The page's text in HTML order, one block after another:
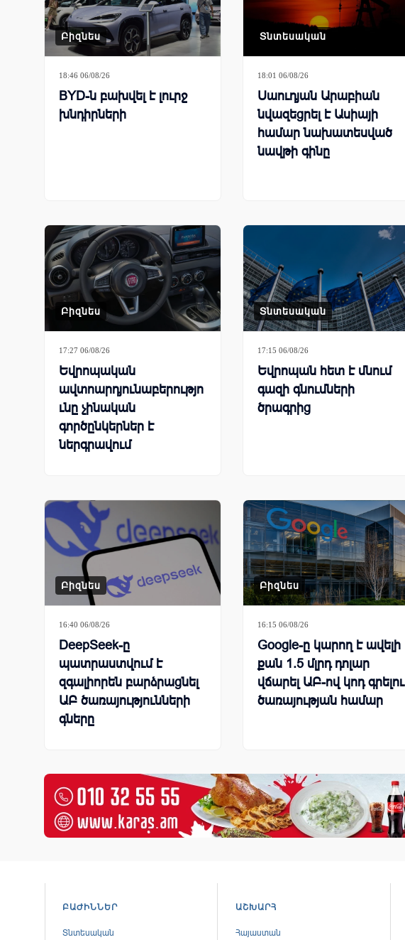
Բիզնես
18:46 06/08/26
BYD-ն բախվել է լուրջ
խնդիրների
Տնտեսական
18:01 06/08/26
Սաուդյան Արաբիան
նվազեցրել է Ասիայի
համար նախատեսված
նավթի գինը
Բիզնես
17:27 06/08/26
Եվրոպական
ավտոարդյունաբերությո
ւնը չինական
գործընկերներ է
ներգրավում
Տնտեսական
17:15 06/08/26
Եվրոպան հետ է մնում
գազի գնումների
ծրագրից
Բիզնես
16:40 06/08/26
DeepSeek-ը
պատրաստվում է
զգալիորեն բարձրացնել
ԱԲ ծառայությունների
գները
Բիզնես
16:15 06/08/26
Google-ը կարող է ավելի
քան 1.5 մլրդ դոլար
վճարել ԱԲ-ով կոդ գրելու
ծառայության համար
ԲԱԺԻՆՆԵՐ
Տնտեսական
ԱՇԽԱՐՀ
Հայաստան